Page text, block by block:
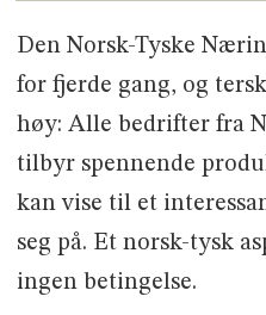
Den Norsk-Tyske
for fjerde gang, og
høy: Alle bedrifter fra
tilbyr spennende
kan vise til et
seg på. Et norsk-tysk
ingen betingelse.